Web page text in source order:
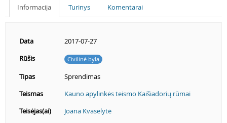
Informacija Turinys Komentarai
Data
2017-07-27
Rūšis
Civilinė byla
Tipas
Sprendimas
Teismas
Kauno apylinkės teismo Kaišiadorių rūmai
Teisėjas(ai)
Joana Kvaselytė